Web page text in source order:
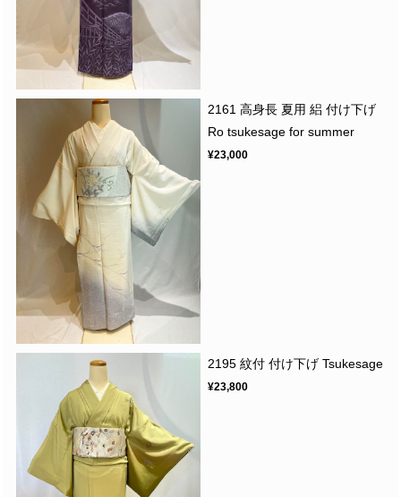
2161 高身長 夏用 絽 付け下げ
Ro tsukesage for summer
¥23,000
2195 紋付 付け下げ Tsukesage
¥23,800